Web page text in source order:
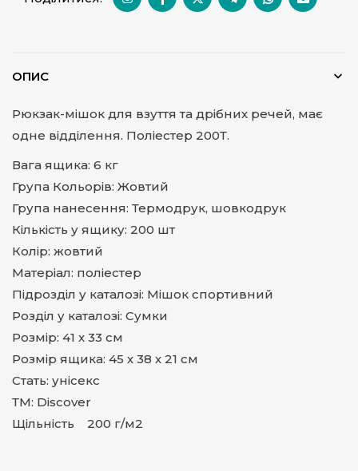
ОПИС
Рюкзак-мішок для взуття та дрібних речей, має
одне відділення. Поліестер 200Т.
Вага ящика: 6 кг
Група Кольорів: Жовтий
Група нанесення: Термодрук, шовкодрук
Кількість у ящику: 200 шт
Колір: жовтий
Матеріал: поліестер
Підрозділ у каталозі: Мішок спортивний
Розділ у каталозі: Сумки
Розмір: 41 х 33 см
Розмір ящика: 45 х 38 х 21 см
Стать: унісекс
ТМ: Discover
Щільність 200 г/м2